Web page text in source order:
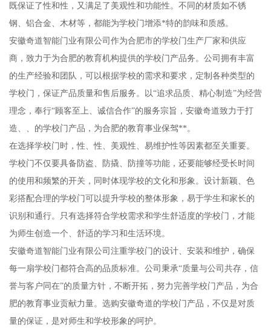
既保证了性和性，又满足了美观性和功能性。不同的材质如不锈
钢、铝合金、木材等，都能为学校门增添*特的韵味和质感。
安徽奇道智能门业有限公司作为合肥市的学校门生产厂家和供应
商，致力于为合肥的教育机构提供的学校门产品务。公司拥有丰富
的生产经验和团队，可以根据学校的需求和要求，定制各种类型的
学校门，保证产品质量和售后服务。以“追求品质、精心制造”为经营
理念，奉行“顾客至上、诚信合作”的服务宗旨，安徽奇道致力于打
造、、的学校门产品，为合肥的教育事业保驾**。
在选择学校门时，性、性、美观性、易维护性等因素都至关重要。
学校门不仅要具备防盗、防撬、防撞等功能，还要能够经受长时间
的使用和频繁的开关，同时体现学校的文化和形象。设计新颖、色
彩搭配合理的学校门可以提升学校的整体形象，易于学生和家长的
识别和通行。只有选择符合学校需求和学生舒适度的学校门，才能
为师生创造一个、舒适的学习和生活环境。
安徽奇道智能门业有限公司注重学校门的设计、安装和维护，确保
每一扇学校门都符合高的品质标准。公司秉承“质量与公司共存，信
誉与客户同在”的质量方针，不断开拓，努力完善学校门产品，为合
肥的教育事业贡献力量。选购安徽奇道的学校门产品，不仅是对质
量的保证，是对师生和学校形象的呵护。